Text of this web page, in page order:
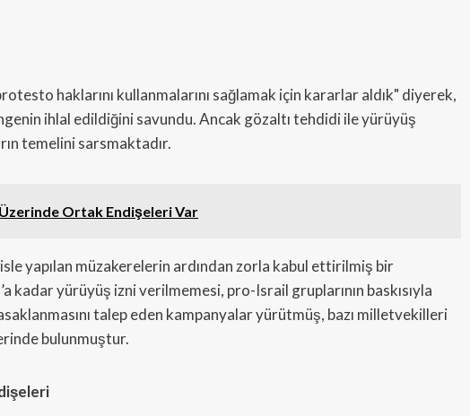
haklarını kullanmalarını sağlamak için kararlar aldık" diyerek,
ihlal edildiğini savundu. Ancak gözaltı tehdidi ile yürüyüş
temelini sarsmaktadır.
Ortak Endişeleri Var
yapılan müzakerelerin ardından zorla kabul ettirilmiş bir
kadar yürüyüş izni verilmemesi, pro-Israil gruplarının baskısıyla
talep eden kampanyalar yürütmüş, bazı milletvekilleri
bulunmuştur.